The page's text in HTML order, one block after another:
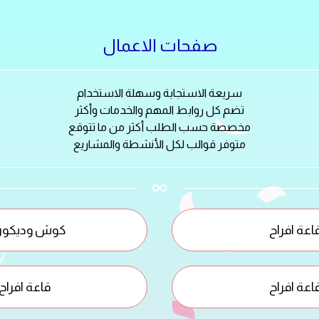
صفحات الاعمال
سريعة الاستجابة وسهلة الاستخدام
تضم كل روابط المهم والخدمات وأكثر
مخصصة حسب الطلب أكثر من ما تتوقع
متوفر قوالب لكل الأنشطة والمشاريع
كوش افراح
قاعة افراح